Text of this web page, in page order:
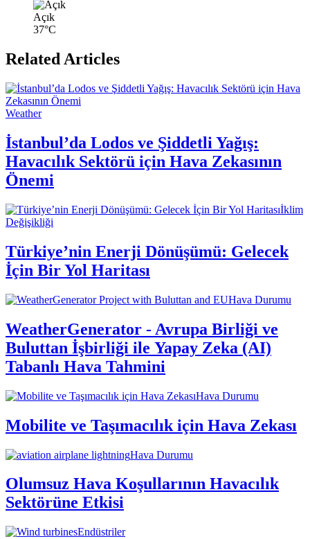
Açık
37°C
Related Articles
Weather
İstanbul’da Lodos ve Şiddetli Yağış:
Havacılık Sektörü için Hava Zekasının
Önemi
İklim
Değişikliği
Türkiye’nin Enerji Dönüşümü: Gelecek
İçin Bir Yol Haritası
Hava Durumu
WeatherGenerator - Avrupa Birliği ve
Buluttan İşbirliği ile Yapay Zeka (AI)
Tabanlı Hava Tahmini
Hava Durumu
Mobilite ve Taşımacılık için Hava Zekası
Hava Durumu
Olumsuz Hava Koşullarının Havacılık
Sektörüne Etkisi
Endüstriler